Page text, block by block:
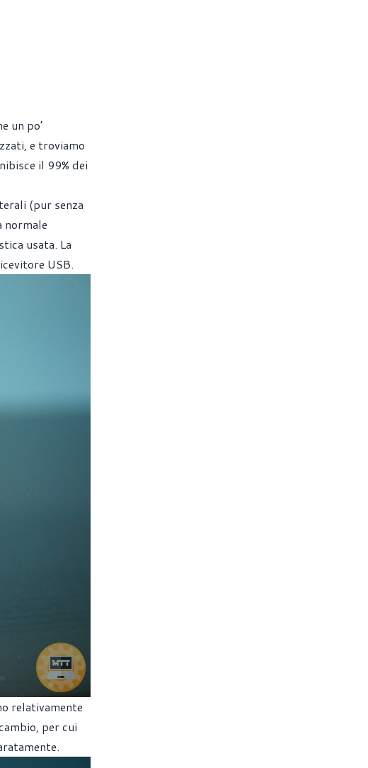
un po’
e troviamo
il 99% dei
(pur senza
normale
usata. La
USB.
relativamente
per cui